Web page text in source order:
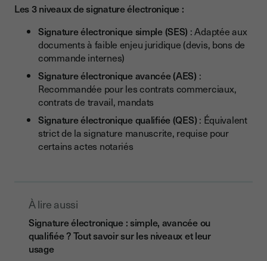
Les 3 niveaux de signature électronique :
Signature électronique simple (SES) : Adaptée aux
documents à faible enjeu juridique (devis, bons de
commande internes)
Signature électronique avancée (AES) :
Recommandée pour les contrats commerciaux,
contrats de travail, mandats
Signature électronique qualifiée (QES) : Équivalent
strict de la signature manuscrite, requise pour
certains actes notariés
À lire aussi
Signature électronique : simple, avancée ou
qualifiée ? Tout savoir sur les niveaux et leur
usage